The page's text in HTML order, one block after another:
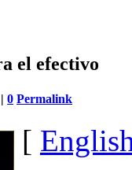
el efectivo
0 Permalink
[